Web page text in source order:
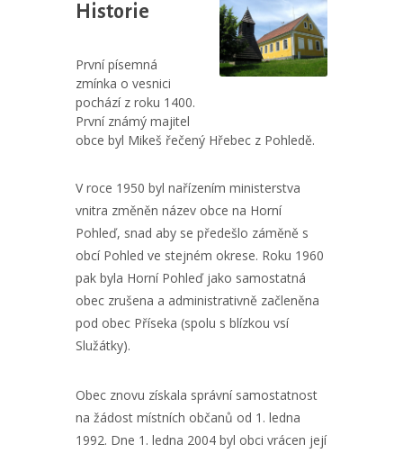
Historie
První písemná
zmínka o vesnici
pochází z roku 1400.
První známý majitel
obce byl Mikeš řečený Hřebec z Pohledě.
V roce 1950 byl nařízením ministerstva
vnitra změněn název obce na Horní
Pohleď, snad aby se předešlo záměně s
obcí Pohled ve stejném okrese. Roku 1960
pak byla Horní Pohleď jako samostatná
obec zrušena a administrativně začleněna
pod obec Příseka (spolu s blízkou vsí
Služátky).
Obec znovu získala správní samostatnost
na žádost místních občanů od 1. ledna
1992. Dne 1. ledna 2004 byl obci vrácen její